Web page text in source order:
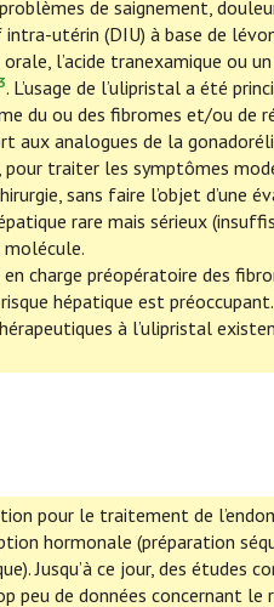
de saignement,
utérin (DIU) à base de
l’acide tranexamique ou un
. L’usage de l’ulipristal a été
du ou des fibromes et/ou de
aux analogues de la
pour traiter les symptômes
sans faire l’objet d’une
rare mais sérieux
charge préopératoire des
hépatique est
à l’ulipristal
pour le traitement de
hormonale (préparation
Jusqu’à ce jour, des études
peu de données concernant le